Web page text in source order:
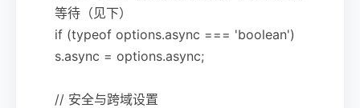
等待（见下）
if (typeof options.async === 'boolean')
s.async = options.async;
// 安全与跨域设置